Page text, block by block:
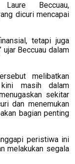
Beccuau,
dicuri mencapai
tetapi juga
ujar Beccuau dalam
melibatkan
masih dalam
sekitar
dan menemukan
bagian penting
peristiwa ini
melakukan segala